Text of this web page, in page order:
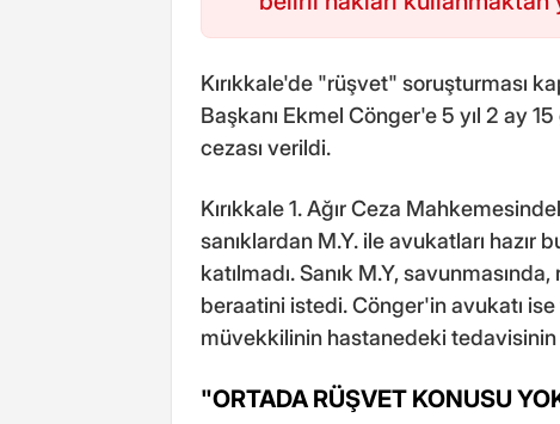
Kırıkkale'de "rüşvet" soruşturması
Başkanı Ekmel Cönger'e 5 yıl 2 ay
cezası verildi.
Kırıkkale 1. Ağır Ceza
sanıklardan M.Y. ile avukatları hazır
katılmadı. Sanık M.Y,
beraatini istedi. Cönger'in avukatı
müvekkilinin hastanedeki
"ORTADA RÜŞVET KONUSU